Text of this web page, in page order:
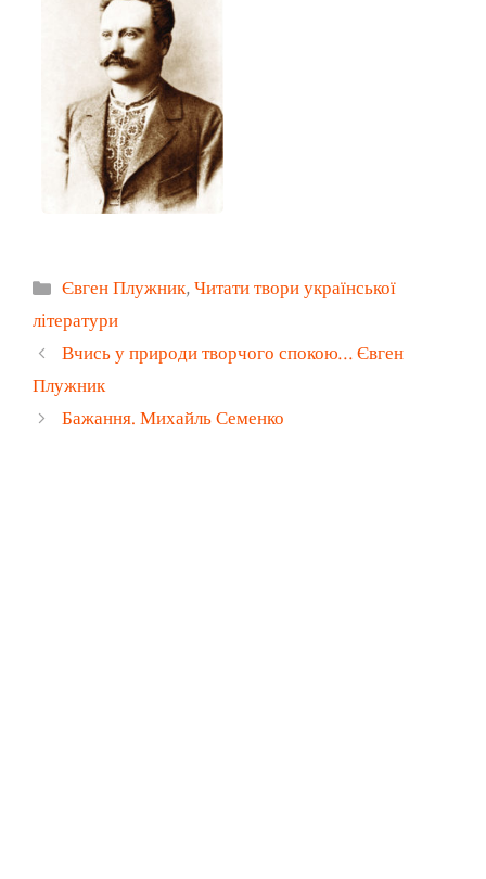
Категорії
Євген Плужник,Читати твори української
літератури
Вчись у природи творчого спокою… Євген
Плужник
Бажання. Михайль Семенко